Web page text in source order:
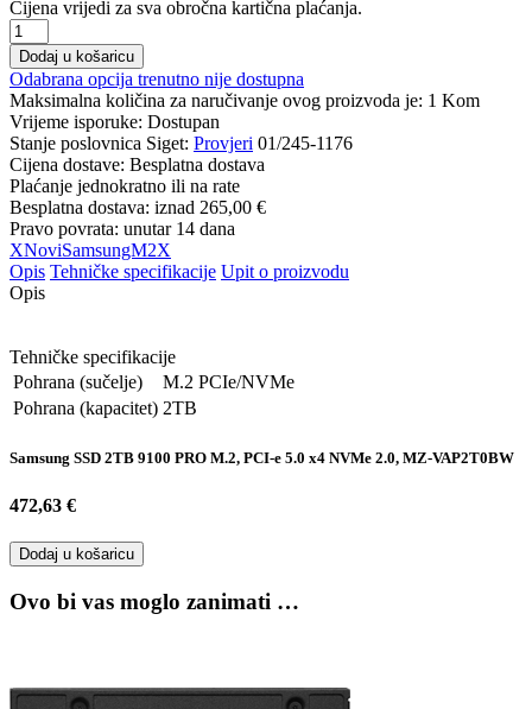
Cijena vrijedi za sva obročna kartična plaćanja.
Dodaj u košaricu
Odabrana opcija trenutno nije dostupna
Maksimalna količina za naručivanje ovog proizvoda je: 1 Kom
Vrijeme isporuke: Dostupan
Stanje poslovnica Siget: Provjeri 01/245-1176
Cijena dostave: Besplatna dostava
Plaćanje jednokratno ili na rate
Besplatna dostava: iznad 265,00 €
Pravo povrata: unutar 14 dana
XNoviSamsungM2X
Opis Tehničke specifikacije Upit o proizvodu
Opis
Tehničke specifikacije
Pohrana (sučelje)
M.2 PCIe/NVMe
Pohrana (kapacitet) 2TB
Samsung SSD 2TB 9100 PRO M.2, PCI-e 5.0 x4 NVMe 2.0, MZ-VAP2T0BW
472,63 €
Dodaj u košaricu
Ovo bi vas moglo zanimati …